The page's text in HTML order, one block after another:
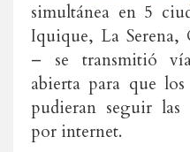
simultánea en 5
Iquique, La Serena,
– se transmitió
abierta para que
pudieran seguir las
por internet.